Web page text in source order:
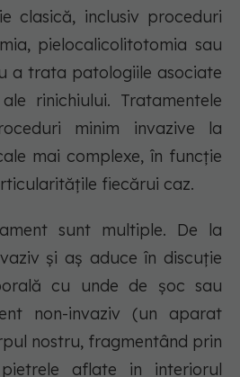
clasică, inclusiv proceduri
pielocalicolitotomia sau
a trata patologiile asociate
rinichiului. Tratamentele
minim invazive la
mai complexe, în funcție
fiecărui caz.
sunt multiple. De la
și aș aduce în discuție
cu unde de șoc sau
non-invaziv (un aparat
nostru, fragmentând prin
aflate in interiorul